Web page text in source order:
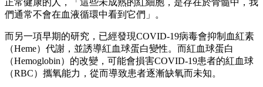
正常健康的人，「這些未成熟的紅細胞，是存在於骨髓中，我
們通常不會在血液循環中看到它們」。
而另一項早期的研究，已經發現COVID-19病毒會抑制血紅素
（Heme）代謝，並誘導紅血球蛋白變性。而紅血球蛋白
（Hemoglobin）的改變，可能會損害COVID-19患者的紅血球
（RBC）攜氧能力，從而導致患者逐漸缺氧而未知。